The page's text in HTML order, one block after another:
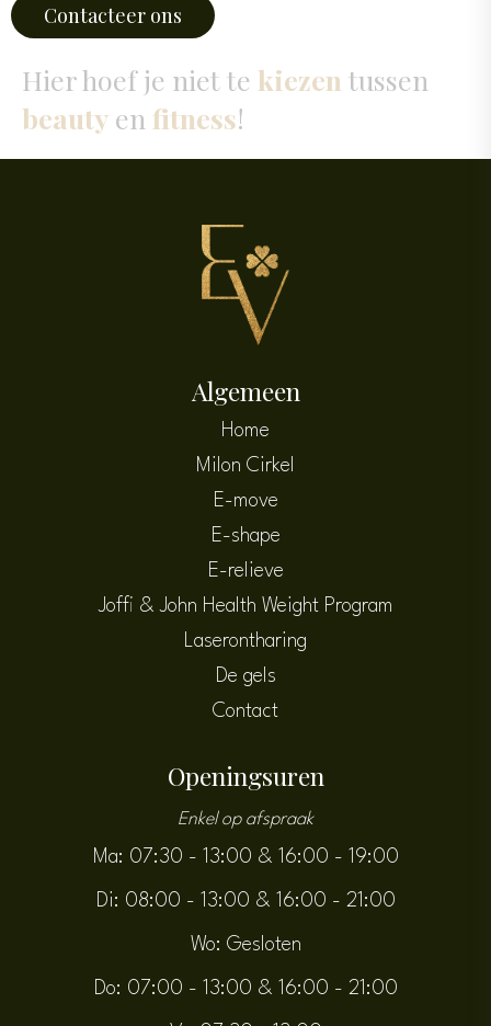
Contacteer ons
Hier hoef je niet te kiezen tussen
beauty en fitness!
Algemeen
Home
Milon Cirkel
E-move
E-shape
E-relieve
Joffi & John Health Weight Program
Laserontharing
De gels
Contact
Openingsuren
Enkel op afspraak
Ma: 07:30 - 13:00 & 16:00 - 19:00
Di: 08:00 - 13:00 & 16:00 - 21:00
Wo: Gesloten
Do: 07:00 - 13:00 & 16:00 - 21:00